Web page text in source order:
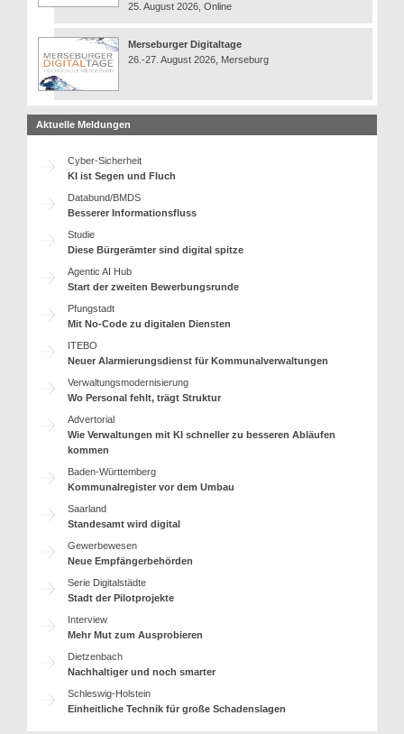
25. August 2026, Online
Merseburger Digitaltage
26.-27. August 2026, Merseburg
Aktuelle Meldungen
Cyber-Sicherheit
KI ist Segen und Fluch
Databund/BMDS
Besserer Informationsfluss
Studie
Diese Bürgerämter sind digital spitze
Agentic AI Hub
Start der zweiten Bewerbungsrunde
Pfungstadt
Mit No-Code zu digitalen Diensten
ITEBO
Neuer Alarmierungsdienst für Kommunalverwaltungen
Verwaltungsmodernisierung
Wo Personal fehlt, trägt Struktur
Advertorial
Wie Verwaltungen mit KI schneller zu besseren Abläufen
kommen
Baden-Württemberg
Kommunalregister vor dem Umbau
Saarland
Standesamt wird digital
Gewerbewesen
Neue Empfängerbehörden
Serie Digitalstädte
Stadt der Pilotprojekte
Interview
Mehr Mut zum Ausprobieren
Dietzenbach
Nachhaltiger und noch smarter
Schleswig-Holstein
Einheitliche Technik für große Schadenslagen